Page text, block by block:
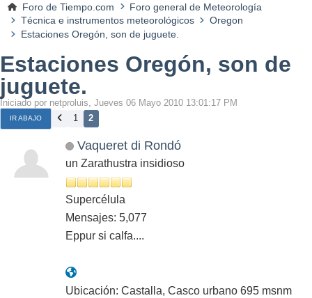
Foro de Tiempo.com
Foro general de Meteorología
Técnica e instrumentos meteorológicos
Oregon
Estaciones Oregón, son de juguete.
Estaciones Oregón, son de
juguete.
Iniciado por netproluis, Jueves 06 Mayo 2010 13:01:17 PM
IR ABAJO 1 2
Vaqueret di Rondó
un Zarathustra insidioso
Supercélula
Mensajes: 5,077
Eppur si calfa....
Ubicación: Castalla, Casco urbano 695 msnm